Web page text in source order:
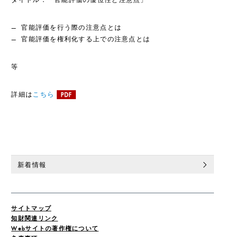
― 官能評価を行う際の注意点とは
― 官能評価を権利化する上での注意点とは
等
詳細はこちら
新着情報
サイトマップ
知財関連リンク
Webサイトの著作権について